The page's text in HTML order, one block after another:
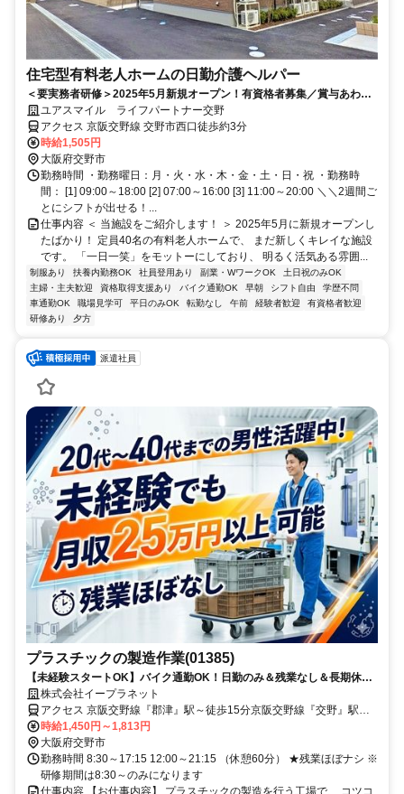
住宅型有料老人ホームの日勤介護ヘルパー
＜要実務者研修＞2025年5月新規オープン！有資格者募集／賞与あわせ
て年2回／交野市駅徒歩3分の好立地／日勤
ユアスマイル ライフパートナー交野
アクセス 京阪交野線 交野市西口徒歩約3分
時給1,505円
大阪府交野市
勤務時間 ・勤務曜日：月・火・水・木・金・土・日・祝 ・勤務時
間： [1] 09:00～18:00 [2] 07:00～16:00 [3] 11:00～20:00 ＼＼2週間ご
とにシフトが出せる！...
仕事内容 ＜ 当施設をご紹介します！ ＞ 2025年5月に新規オープンし
たばかり！ 定員40名の有料老人ホームで、 まだ新しくキレイな施設
です。 「一日一笑」をモットーにしており、 明るく活気ある雰囲...
制服あり 扶養内勤務OK 社員登用あり 副業・WワークOK
土日祝のみOK
主婦・主夫歓迎
資格取得支援あり バイク通勤OK 早朝 シフト自由
学歴不問
車通勤OK
職場見学可 平日のみOK 転勤なし 午前 経験者歓迎
有資格者歓迎
研修あり
夕方
派遣社員
プラスチックの製造作業(01385)
【未経験スタートOK】バイク通勤OK！日勤のみ＆残業なし＆長期休暇
ありでプライベートも充実！メリハリつけて働けます◎
株式会社イープラネット
アクセス 京阪交野線『郡津』駅～徒歩15分京阪交野線『交野』駅～
徒歩20分学研都市線「津田」駅～バイク5分★バイク通勤ok
時給1,450円～1,813円
大阪府交野市
勤務時間 8:30～17:15 12:00～21:15 （休憩60分） ★残業ほぼナシ ※
研修期間は8:30～のみになります
仕事内容 【お仕事内容】 プラスチックの製造を行う工場で、 コツコ